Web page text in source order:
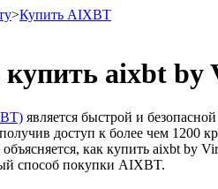
>Купить AIXBT
купить aixbt
является быстрой и
доступ к более чем 1200
как купить aixbt by
способ покупки AIXBT.